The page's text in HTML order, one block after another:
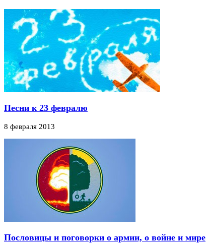
Песни к 23 февралю
8 февраля 2013
Пословицы и поговорки о армии, о войне и мире